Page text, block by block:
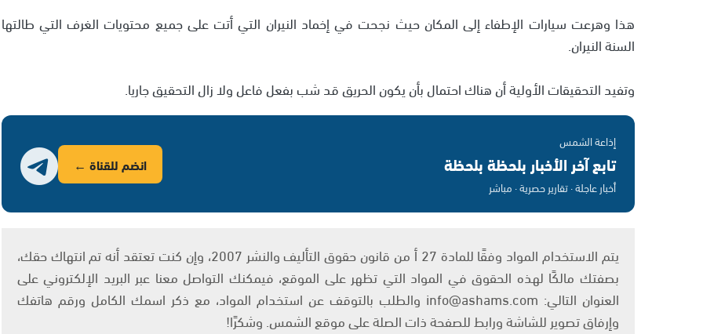
هذا وهرعت سيارات الإطفاء إلى المكان حيث نجحت في إخماد النيران التي أتت على جميع محتويات الغرف التي طالتها
السنة النيران.
وتفيد التحقيقات الأولية أن هناك احتمال بأن يكون الحريق قد شب بفعل فاعل ولا زال التحقيق جاريا.
إذاعة الشمس
تابع آخر الأخبار بلحظة بلحظة
أخبار عاجلة · تقارير حصرية · مباشر
انضم للقناة ←
يتم الاستخدام المواد وفقًا للمادة 27 أ من قانون حقوق التأليف والنشر 2007، وإن كنت تعتقد أنه تم انتهاك حقك،
بصفتك مالكًا لهذه الحقوق في المواد التي تظهر على الموقع، فيمكنك التواصل معنا عبر البريد الإلكتروني على
العنوان التالي: info@ashams.com والطلب بالتوقف عن استخدام المواد، مع ذكر اسمك الكامل ورقم هاتفك
وإرفاق تصوير للشاشة ورابط للصفحة ذات الصلة على موقع الشمس. وشكرًا!